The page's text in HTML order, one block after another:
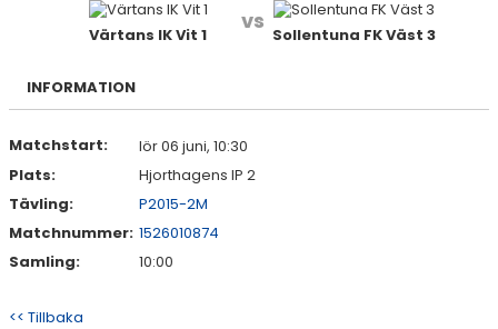
TRUPPEN
Värtans IK Vit 1
vs
Sollentuna FK Väst 3
INFORMATION
Matchstart:
lör 06 juni, 10:30
Plats:
Hjorthagens IP 2
Tävling:
P2015-2M
Matchnummer: 1526010874
Samling:
10:00
<< Tillbaka